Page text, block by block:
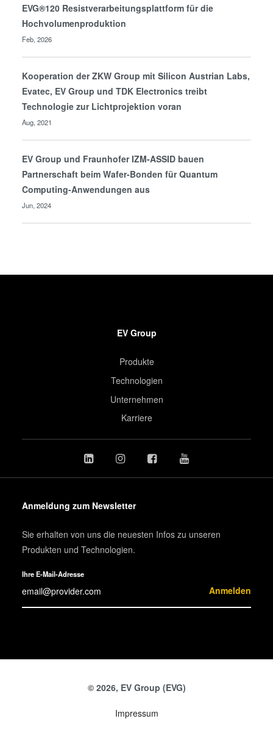
EVG®120 Resistverarbeitungsplattform für die
Hochvolumenproduktion
Feb, 2026
Kooperation der ZKW Group mit Silicon Austrian Labs,
Evatec, EV Group und TDK Electronics treibt
Technologie zur Lichtprojektion voran
Aug, 2021
EV Group und Fraunhofer IZM-ASSID bauen
Partnerschaft beim Wafer-Bonden für Quantum
Computing-Anwendungen aus
Jun, 2024
EV Group
Produkte
Technologien
Unternehmen
Karriere
Anmeldung zum Newsletter
Sie erhalten von uns die neuesten Infos zu unseren
Produkten und Technologien.
Ihre E-Mail-Adresse
Anmelden
© 2026, EV Group (EVG)
Impressum